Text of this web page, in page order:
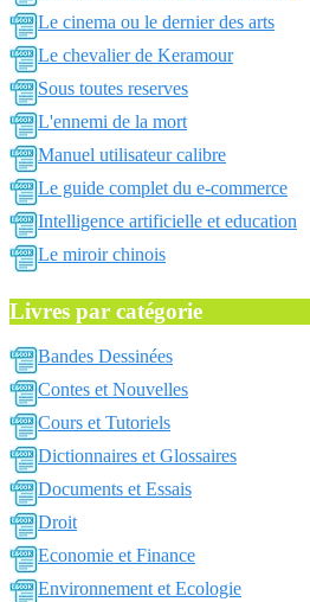
Le cinema ou le dernier des arts
Le chevalier de Keramour
Sous toutes reserves
L'ennemi de la mort
Manuel utilisateur calibre
Le guide complet du e-commerce
Intelligence artificielle et education
Le miroir chinois
Livres par catégorie
Bandes Dessinées
Contes et Nouvelles
Cours et Tutoriels
Dictionnaires et Glossaires
Documents et Essais
Droit
Economie et Finance
Environnement et Ecologie